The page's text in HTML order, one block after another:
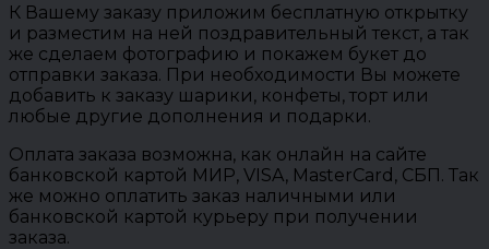
К Вашему заказу приложим бесплатную открытку
и разместим на ней поздравительный текст, а так
же сделаем фотографию и покажем букет до
отправки заказа. При необходимости Вы можете
добавить к заказу шарики, конфеты, торт или
любые другие дополнения и подарки.
Оплата заказа возможна, как онлайн на сайте
банковской картой МИР, VISA, MasterCard, СБП. Так
же можно оплатить заказ наличными или
банковской картой курьеру при получении
заказа.